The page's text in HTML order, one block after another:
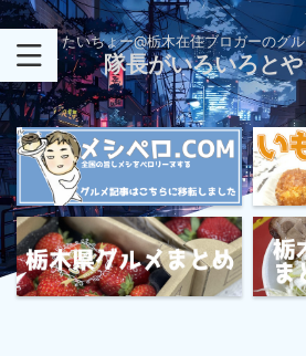
たいちょー@栃木在住ブロガーのグ
隊長がいろいろと